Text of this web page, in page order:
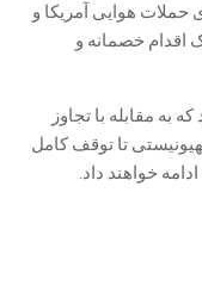
حملات هوایی آمریکا و
اقدام خصمانه و
به مقابله با تجاوز
تا توقف کامل
خواهند داد.